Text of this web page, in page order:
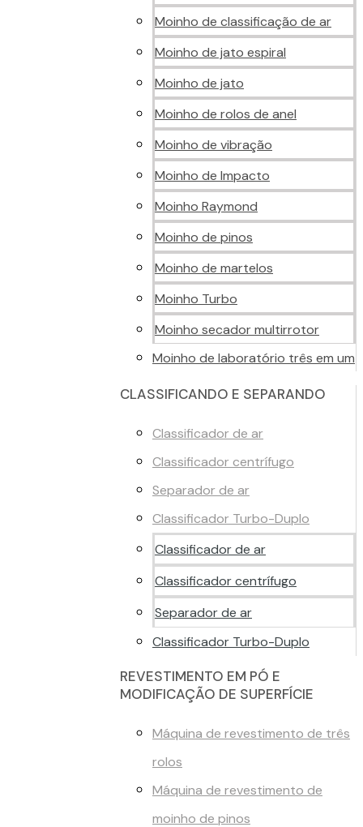
Moinho de classificação de ar
Moinho de jato espiral
Moinho de jato
Moinho de rolos de anel
Moinho de vibração
Moinho de Impacto
Moinho Raymond
Moinho de pinos
Moinho de martelos
Moinho Turbo
Moinho secador multirrotor
Moinho de laboratório três em um
CLASSIFICANDO E SEPARANDO
Classificador de ar
Classificador centrífugo
Separador de ar
Classificador Turbo-Duplo
Classificador de ar
Classificador centrífugo
Separador de ar
Classificador Turbo-Duplo
REVESTIMENTO EM PÓ E
MODIFICAÇÃO DE SUPERFÍCIE
Máquina de revestimento de três
rolos
Máquina de revestimento de
moinho de pinos